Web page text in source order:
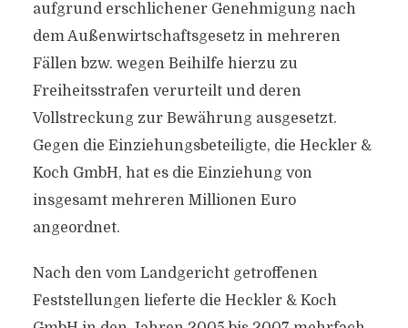
aufgrund erschlichener Genehmigung nach
dem Außenwirtschaftsgesetz in mehreren
Fällen bzw. wegen Beihilfe hierzu zu
Freiheitsstrafen verurteilt und deren
Vollstreckung zur Bewährung ausgesetzt.
Gegen die Einziehungsbeteiligte, die Heckler &
Koch GmbH, hat es die Einziehung von
insgesamt mehreren Millionen Euro
angeordnet.
Nach den vom Landgericht getroffenen
Feststellungen lieferte die Heckler & Koch